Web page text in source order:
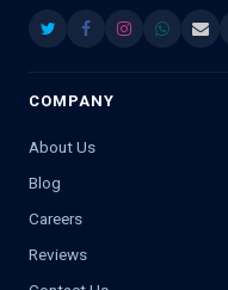
COMPANY
About Us
Blog
Careers
Reviews